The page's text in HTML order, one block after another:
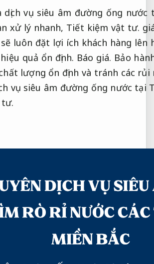
dịch vụ siêu âm đường ống
xử lý nhanh, Tiết kiệm vật tư.
luôn đặt lợi ích khách hàng lên
quả ổn định. Báo giá. Bảo
lượng ổn định và tránh các
vụ siêu âm đường ống nước
tư.